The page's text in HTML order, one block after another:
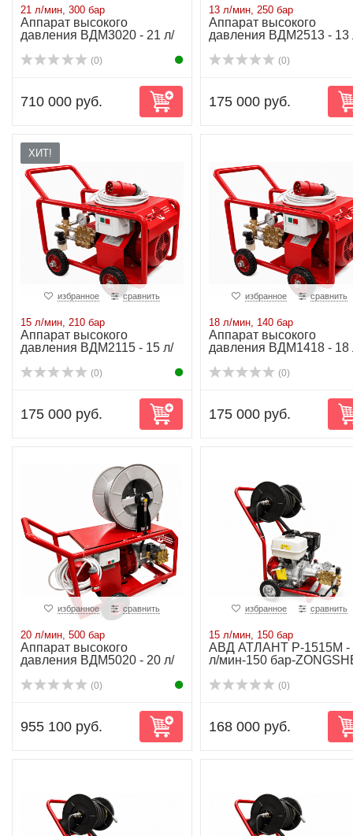
21 л/мин, 300 бар
Аппарат высокого
давления ВДМ3020 - 21 л/
(0)
710 000 руб.
13 л/мин, 250 бар
Аппарат высокого
давления ВДМ2513 - 13
(0)
175 000 руб.
ХИТ!
избранное сравнить
15 л/мин, 210 бар
Аппарат высокого
давления ВДМ2115 - 15 л/
(0)
175 000 руб.
избранное сравнить
18 л/мин, 140 бар
Аппарат высокого
давления ВДМ1418 - 18
(0)
175 000 руб.
избранное сравнить
20 л/мин, 500 бар
Аппарат высокого
давления ВДМ5020 - 20 л/
(0)
955 100 руб.
избранное сравнить
15 л/мин, 150 бар
АВД АТЛАНТ P-1515М -
л/мин-150 бар-
(0)
168 000 руб.